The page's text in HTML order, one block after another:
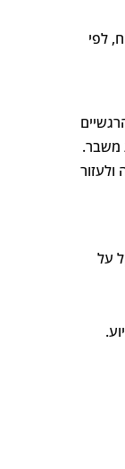
לפי
משבר.
על